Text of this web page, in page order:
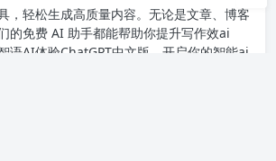
，轻松生成高质量内容。无论是文章、博客
的免费 AI 助手都能帮助你提升写作效ai
语AI体验ChatGPT中文版 ，开启你的智能ai